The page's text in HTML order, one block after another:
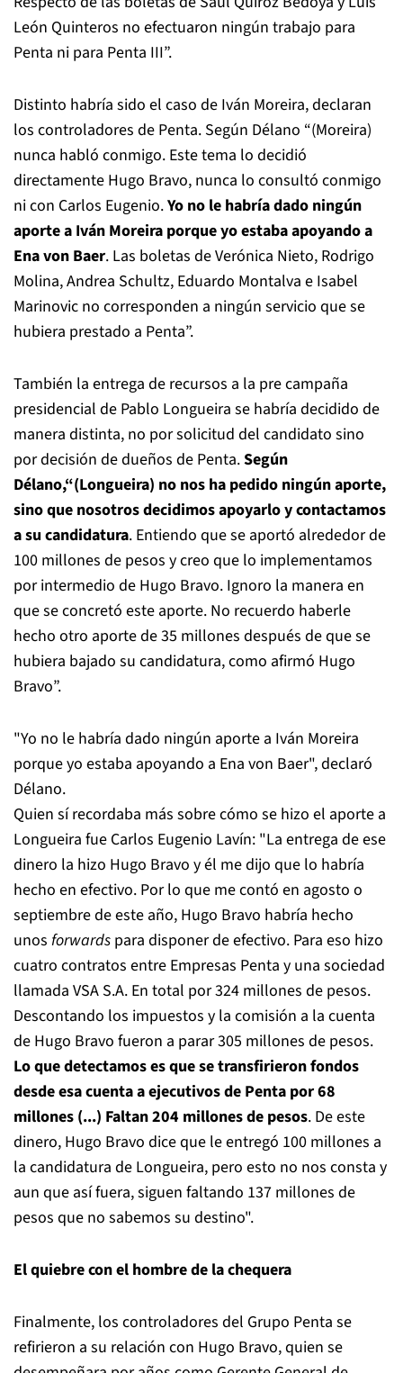
León Quinteros no efectuaron ningún trabajo para
Penta ni para Penta III”.
Distinto habría sido el caso de Iván Moreira, declaran
los controladores de Penta. Según Délano “(Moreira)
nunca habló conmigo. Este tema lo decidió
directamente Hugo Bravo, nunca lo consultó conmigo
ni con Carlos Eugenio.Yo no le habría dado ningún
aporte a Iván Moreira porque yo estaba apoyando a
Ena von Baer. Las boletas de Verónica Nieto, Rodrigo
Molina, Andrea Schultz, Eduardo Montalva e Isabel
Marinovic no corresponden a ningún servicio que se
hubiera prestado a Penta”.
También la entrega de recursos a la pre campaña
presidencial de Pablo Longueira se habría decidido de
manera distinta, no por solicitud del candidato sino
por decisión de dueños de Penta.Según
Délano,“(Longueira) no nos ha pedido ningún aporte,
sino que nosotros decidimos apoyarlo y contactamos
a su candidatura. Entiendo que se aportó alrededor de
100 millones de pesos y creo que lo implementamos
por intermedio de Hugo Bravo. Ignoro la manera en
que se concretó este aporte. No recuerdo haberle
hecho otro aporte de 35 millones después de que se
hubiera bajado su candidatura, como afirmó Hugo
Bravo”.
"Yo no le habría dado ningún aporte a Iván Moreira
porque yo estaba apoyando a Ena von Baer", declaró
Délano.
Quien sí recordaba más sobre cómo se hizo el aporte a
Longueira fue Carlos Eugenio Lavín: "La entrega de ese
dinero la hizo Hugo Bravo y él me dijo que lo habría
hecho en efectivo. Por lo que me contó en agosto o
septiembre de este año, Hugo Bravo habría hecho
unos forwards para disponer de efectivo. Para eso hizo
cuatro contratos entre Empresas Penta y una sociedad
llamada VSA S.A. En total por 324 millones de pesos.
Descontando los impuestos y la comisión a la cuenta
de Hugo Bravo fueron a parar 305 millones de pesos.
Lo que detectamos es que se transfirieron fondos
desde esa cuenta a ejecutivos de Penta por 68
millones (...) Faltan 204 millones de pesos. De este
dinero, Hugo Bravo dice que le entregó 100 millones a
la candidatura de Longueira, pero esto no nos consta y
aun que así fuera, siguen faltando 137 millones de
pesos que no sabemos su destino".
El quiebre con el hombre de la chequera
Finalmente, los controladores del Grupo Penta se
refirieron a su relación con Hugo Bravo, quien se